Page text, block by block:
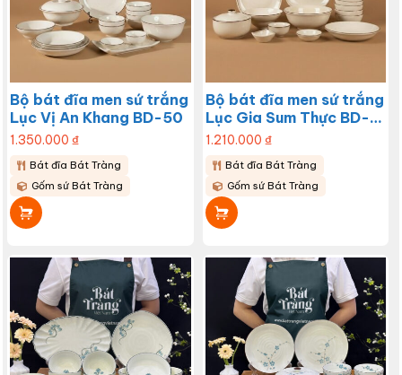
Bộ bát đĩa men sứ trắng
Lục Vị An Khang BD-50
1.350.000 ₫
Bát đĩa Bát Tràng
Gốm sứ Bát Tràng
Bộ bát đĩa men sứ trắng
Lục Gia Sum Thực BD-
49
1.210.000 ₫
Bát đĩa Bát Tràng
Gốm sứ Bát Tràng